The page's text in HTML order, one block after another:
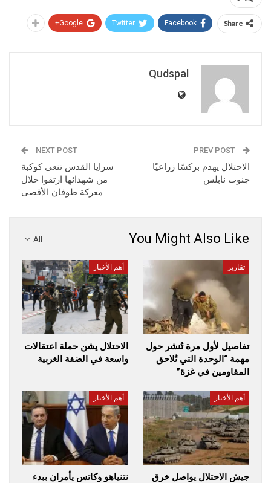
Share
Facebook
Twitter
Google+
Qudspal
الاحتلال يهدم بركسًا زراعيًا
جنوب نابلس
NEXT POST
سرايا القدس تنعى كوكبة
من شهدائها ارتقوا خلال
معركة طوفان الأقصى
All You Might Also Like
تقارير
تفاصيل لأول مرة تُنشر حول
مهمة “الوحدة التي تُلاحق
المقاومين في غزة”
أهم الأخبار
الاحتلال يشن حملة اعتقالات
واسعة في الضفة الغربية
أهم الأخبار
جيش الاحتلال يواصل خرق
أهم الأخبار
نتنياهو وكاتس يأمران ببدء